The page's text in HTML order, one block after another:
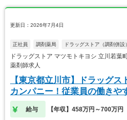
更新日：2026年7月4日
正社員 調剤薬局 ドラッグストア（調剤併設）
ドラッグストア マツモトキヨシ 立川若
薬剤師求人
【東京都立川市】ドラッグ
カンパニー！従業員の働きや
す
給与 【年収】458万円～700万円